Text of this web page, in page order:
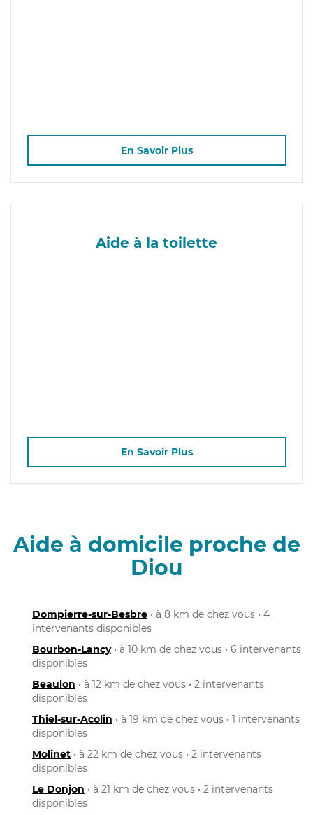
En Savoir Plus
Aide à la toilette
En Savoir Plus
Aide à domicile proche de
Diou
Dompierre-sur-Besbre • à 8 km de chez vous • 4
intervenants disponibles
Bourbon-Lancy• à 10 km de chez vous • 6 intervenants
disponibles
Beaulon • à 12 km de chez vous • 2 intervenants
disponibles
Thiel-sur-Acolin • à 19 km de chez vous • 1 intervenants
disponibles
Molinet • à 22 km de chez vous • 2 intervenants
disponibles
Le Donjon • à 21 km de chez vous • 2 intervenants
disponibles